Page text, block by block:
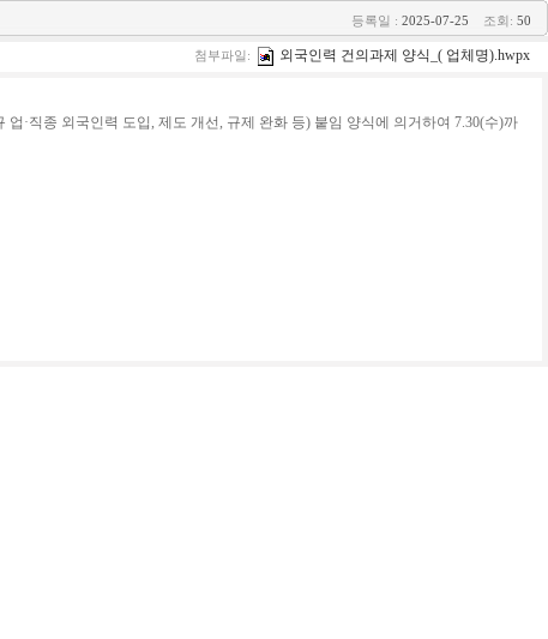
등록일 : 2025-07-25 조회: 50
첨부파일: 외국인력 건의과제 양식_( 업체명).hwpx
·직종 외국인력 도입, 제도 개선, 규제 완화 등) 붙임 양식에 의거하여 7.30(수)까